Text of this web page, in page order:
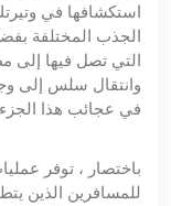
استكشافها في
الجذب المختلفة
وانتقال سلس إلى
في عجائب هذا الجزء
للمسافرين الذين